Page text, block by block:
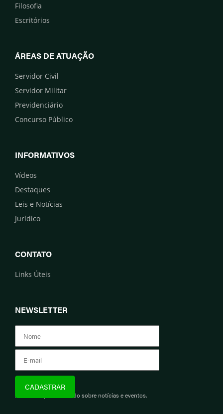
Filosofia
Escritórios
ÁREAS DE ATUAÇÃO
Servidor Civil
Servidor Militar
Previdenciário
Concurso Público
INFORMATIVOS
Vídeos
Destaques
Leis e Notícias
Jurídico
CONTATO
Links Úteis
NEWSLETTER
Assine e fique informado sobre notícias e eventos.